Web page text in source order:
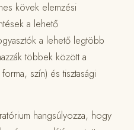
kövek elemzési
a lehető
a lehető legtöbb
többek között a
szín) és tisztasági
hangsúlyozza, hogy